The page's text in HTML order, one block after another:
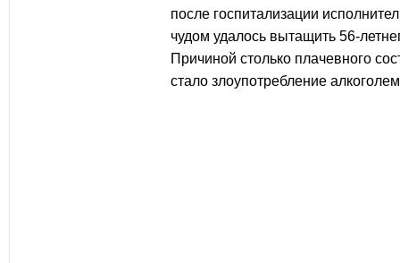
после госпитализации
чудом удалось вытащить 56-
Причиной столько плачевного
стало злоупотребление